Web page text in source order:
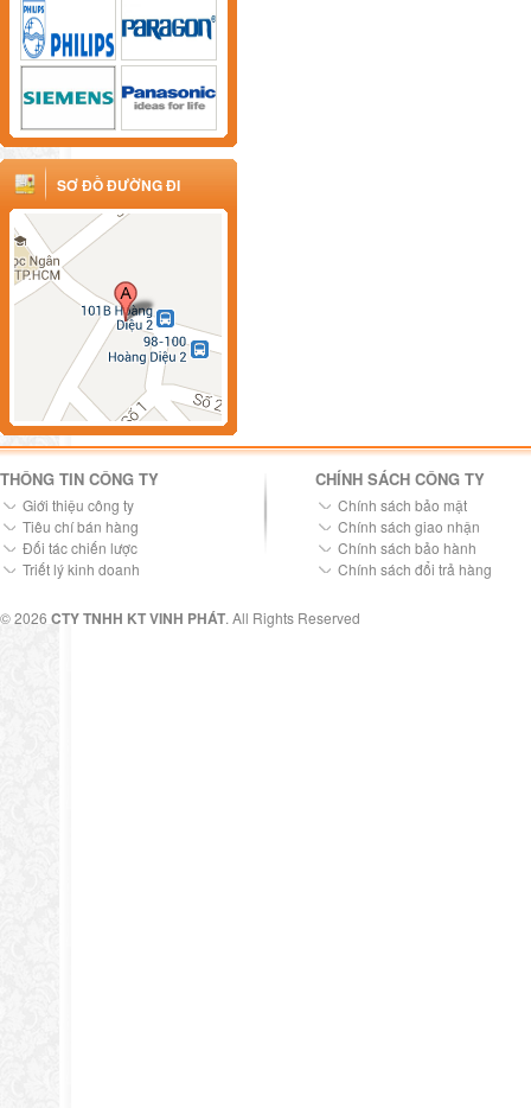
SƠ ĐỒ ĐƯỜNG ĐI
THÔNG TIN CÔNG TY
Giới thiệu công ty
Tiêu chí bán hàng
Đối tác chiến lược
Triết lý kinh doanh
CHÍNH SÁCH CÔNG TY
Chính sách bảo mật
Chính sách giao nhận
Chính sách bảo hành
Chính sách đổi trả hàng
© 2026 CTY TNHH KT VINH PHÁT. All Rights Reserved